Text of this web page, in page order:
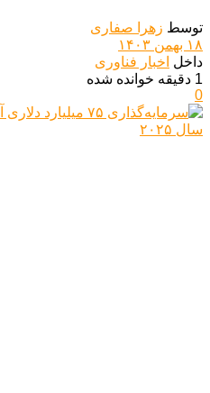
توسط زهرا صفاری
۱۸ بهمن ۱۴۰۳
داخل اخبار فناوری
1 دقیقه خوانده شده
0